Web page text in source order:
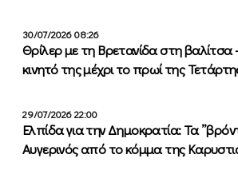
30/07/2026 08:26
Θρίλερ με τη Βρετανίδα στη βαλίτσα
κινητό της μέχρι το πρωί της
29/07/2026 22:00
Ελπίδα για την Δημοκρατία: Τα
Αυγερινός από το κόμμα της